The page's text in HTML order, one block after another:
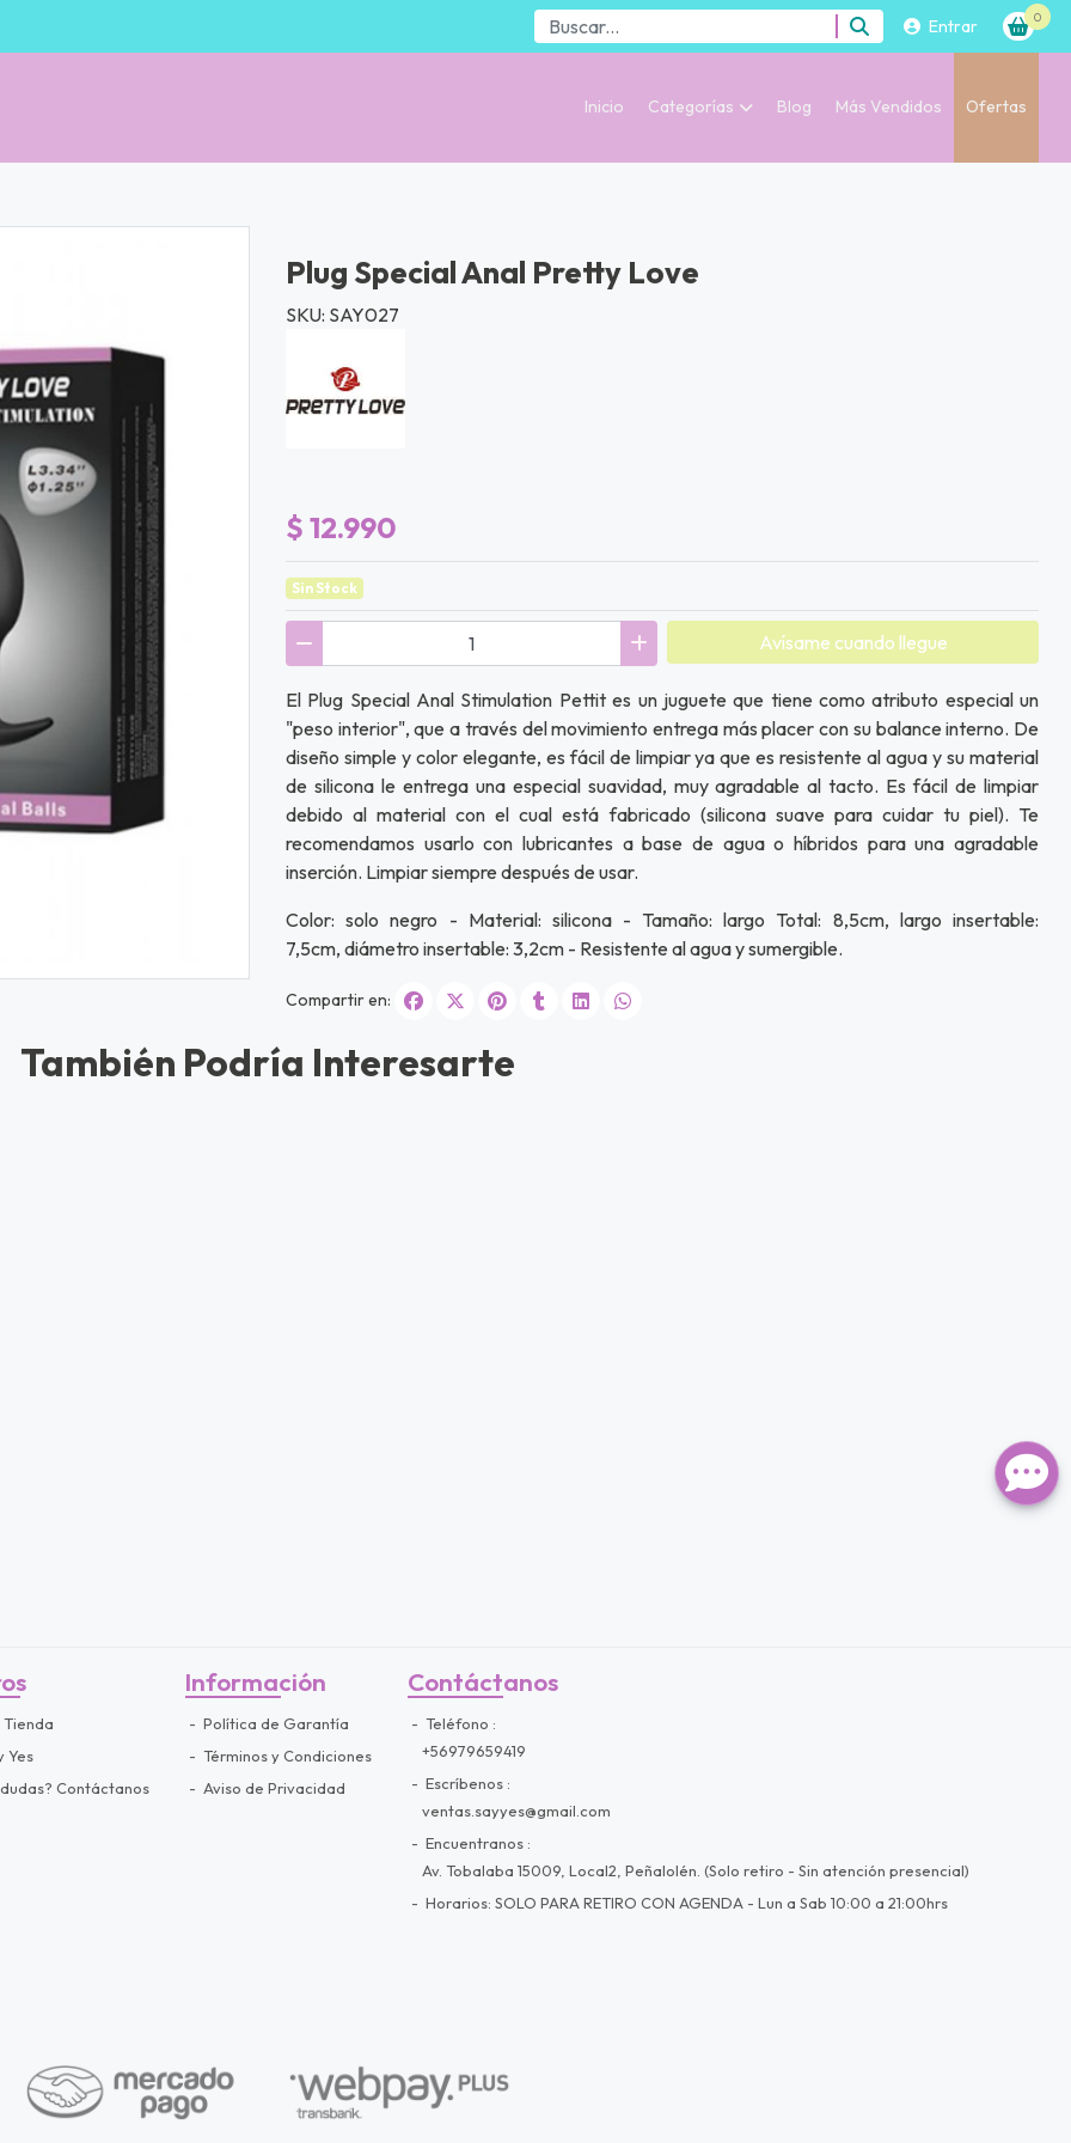
Entrar 0
Inicio Categorías Blog Más Vendidos Ofertas
Plug Special Anal Pretty Love
SKU: SAY027
$ 12.990
Sin Stock
Avísame cuando llegue
El Plug Special Anal Stimulation Pettit es un juguete que tiene como atributo especial un
"peso interior", que a través del movimiento entrega más placer con su balance interno. De
diseño simple y color elegante, es fácil de limpiar ya que es resistente al agua y su material
de silicona le entrega una especial suavidad, muy agradable al tacto. Es fácil de limpiar
debido al material con el cual está fabricado (silicona suave para cuidar tu piel). Te
recomendamos usarlo con lubricantes a base de agua o híbridos para una agradable
inserción. Limpiar siempre después de usar.
Color: solo negro - Material: silicona - Tamaño: largo Total: 8,5cm, largo insertable:
7,5cm, diámetro insertable: 3,2cm - Resistente al agua y sumergible.
Compartir en:
También Podría Interesarte
Yes
dudas? Contáctanos
Información
Política de Garantía
Términos y Condiciones
Aviso de Privacidad
Contáctanos
Teléfono
+56979659419
Escríbenos
ventas.sayyes@gmail.com
Encuentranos
Av. Tobalaba 15009, Local2, Peñalolén. (Solo retiro - Sin atención presencial)
Horarios: SOLO PARA RETIRO CON AGENDA - Lun a Sab 10:00 a 21:00hrs